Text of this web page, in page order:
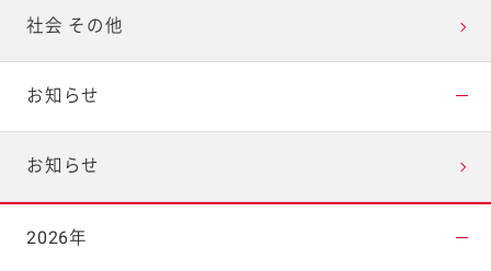
社会 その他
お知らせ
お知らせ
2026年